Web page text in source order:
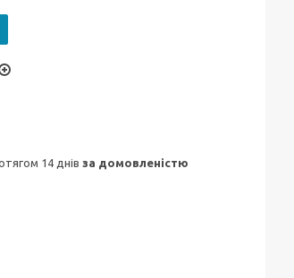
14 днів за домовленістю